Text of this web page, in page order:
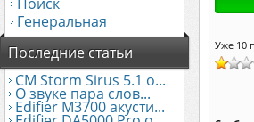
Генеральная
Последние статьи
CM Storm Sirus 5.1 о...
О звуке пара слов...
Edifier М3700 акусти...
Уже 10